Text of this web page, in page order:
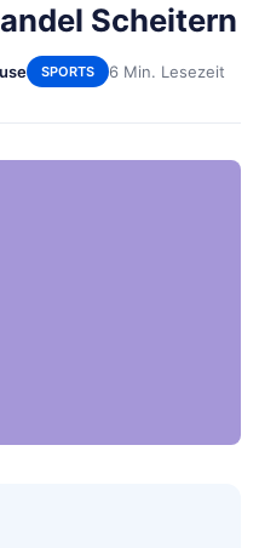
Scheitern
SPORTS 6 Min. Lesezeit